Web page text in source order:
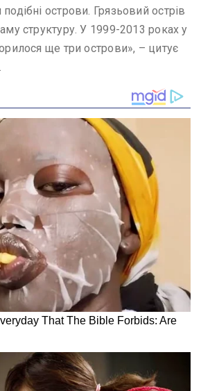
острови. Грязьовий острів
структуру. У 1999-2013 роках у
ще три острови», – цитує